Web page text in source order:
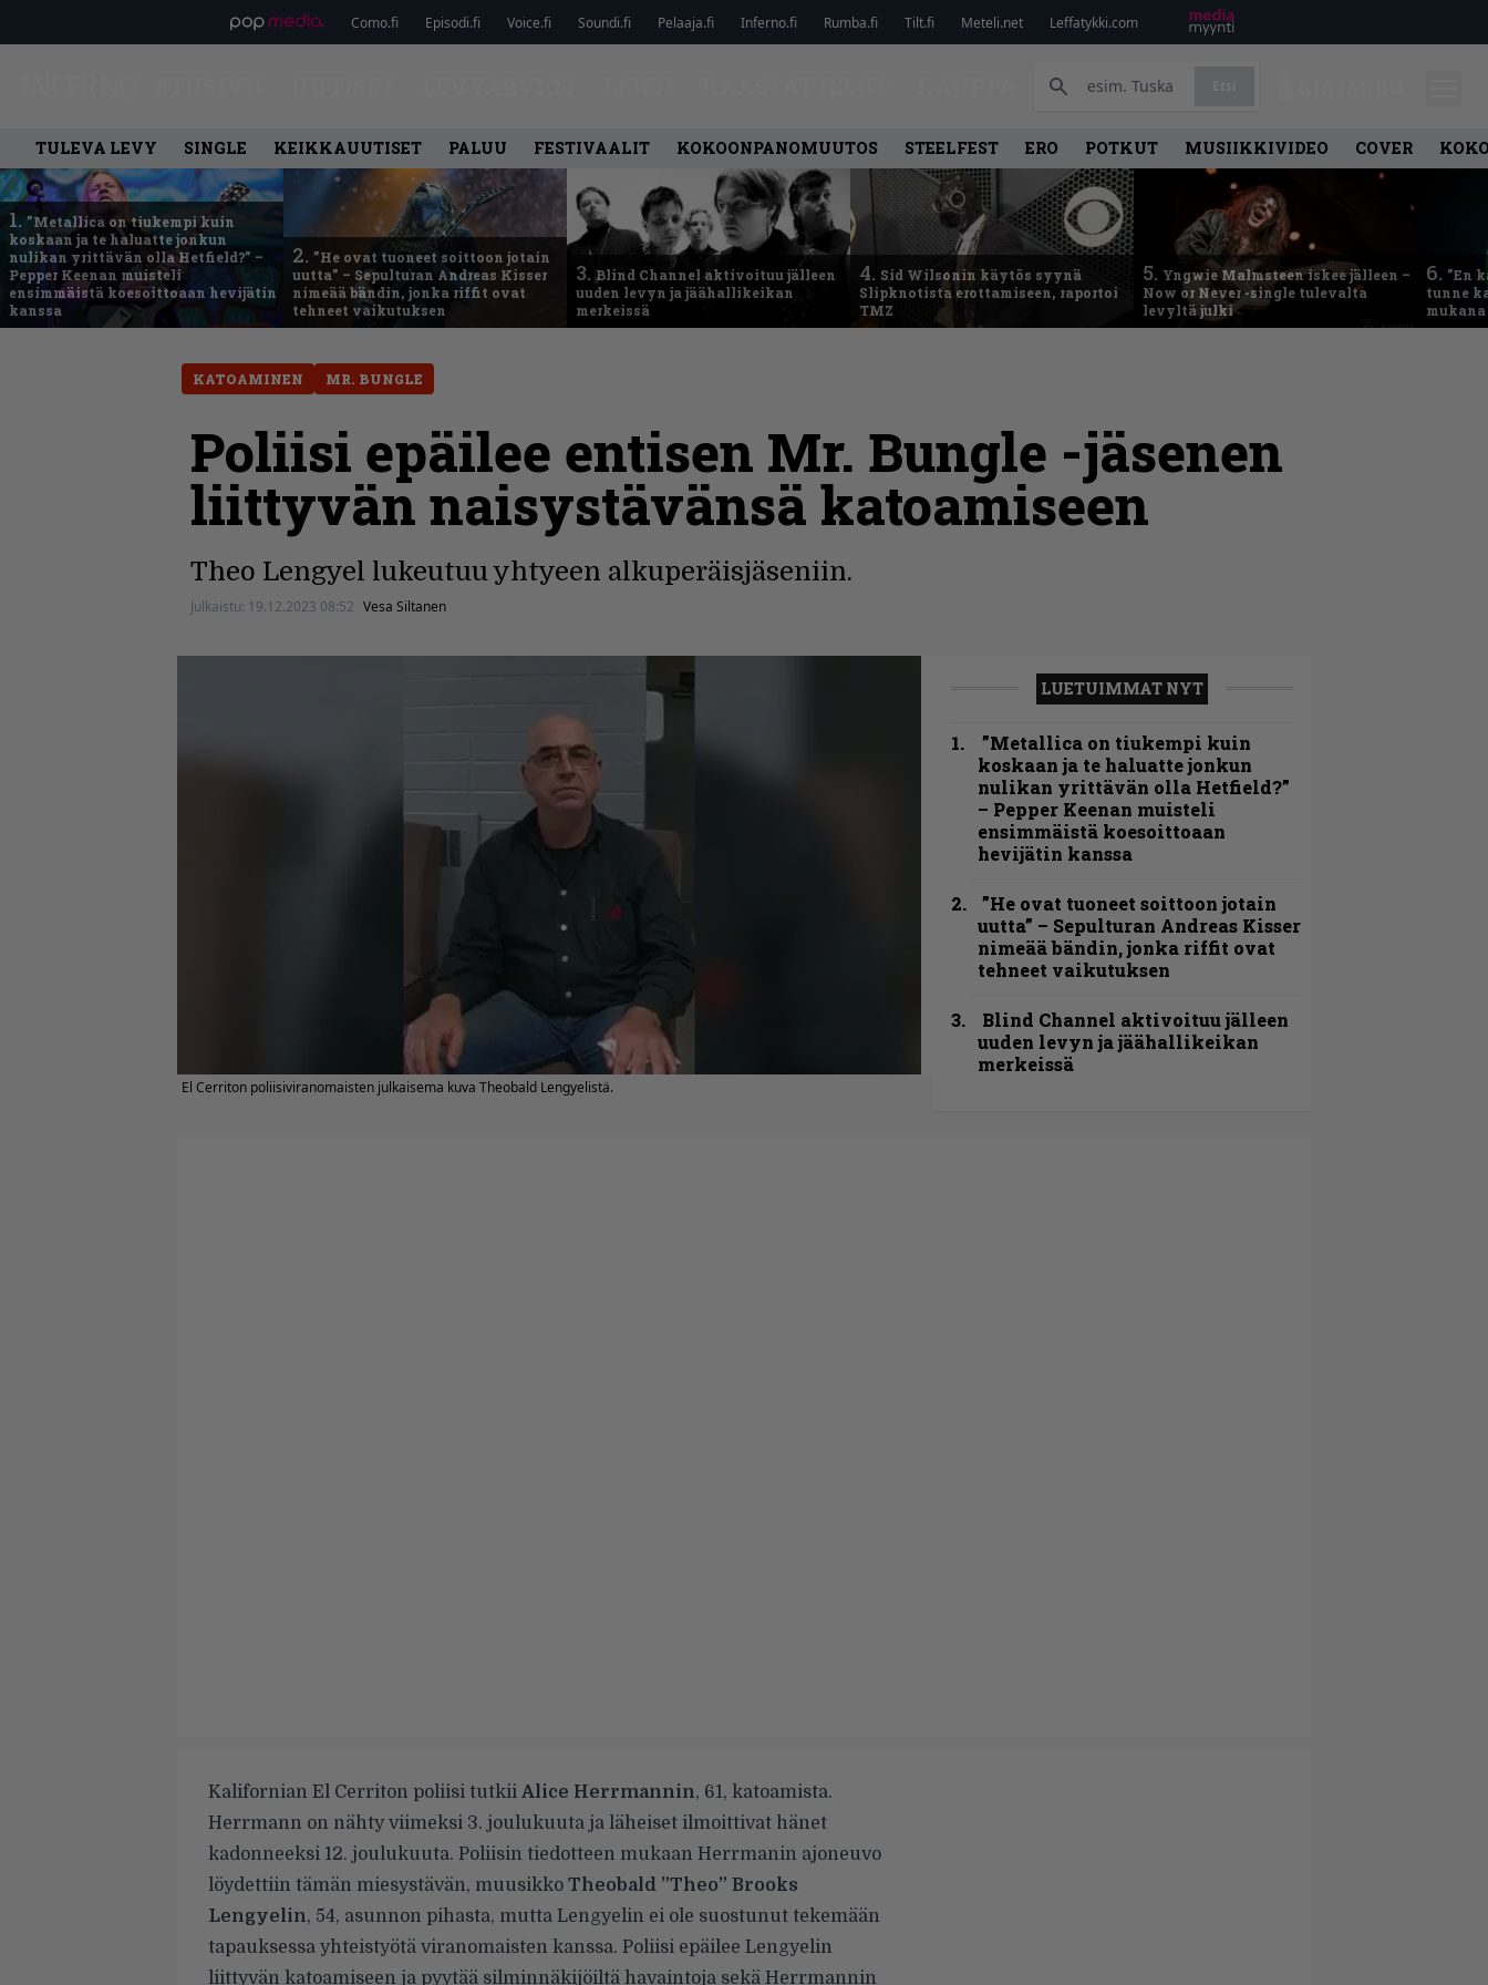
Como.fi Episodi.fi Voice.fi Soundi.fi Pelaaja.fi Inferno.fi Rumba.fi Tilt.fi Meteli.net Leffatykki.com
TULEVA LEVY SINGLE KEIKKAUUTISET PALUU FESTIVAALIT KOKOONPANOMUUTOS STEELFEST ERO POTKUT MUSIIKKIVIDEO COVER
1. ”Metallica on tiukempi kuin
koskaan ja te haluatte jonkun
nulikan yrittävän olla Hetfield?” –
Pepper Keenan muisteli
ensimmäistä koesoittoaan hevijätin
kanssa
2. ”He ovat tuoneet soittoon jotain
uutta” – Sepulturan Andreas Kisser
nimeää bändin, jonka riffit ovat
tehneet vaikutuksen
3.Blind Channel aktivoituu jälleen
uuden levyn ja jäähallikeikan
merkeissä
4. Sid Wilsonin käytös syynä
Slipknotista erottamiseen, raportoi
TMZ
5. Yngwie Malmsteen iskee jälleen –
Now or Never -single tulevalta
levyltä julki
6. ”En
tunne
KATOAMINEN MR. BUNGLE
Poliisi epäilee entisen Mr. Bungle -jäsenen
liittyvän naisystävänsä katoamiseen
Theo Lengyel lukeutuu yhtyeen alkuperäisjäseniin.
Julkaistu: 19.12.2023 08:52 Vesa Siltanen
El Cerriton poliisiviranomaisten julkaisema kuva Theobald Lengyelistä.
LUETUIMMAT NYT
”Metallica on tiukempi kuin
koskaan ja te haluatte jonkun
nulikan yrittävän olla Hetfield?”
– Pepper Keenan muisteli
ensimmäistä koesoittoaan
hevijätin kanssa
”He ovat tuoneet soittoon jotain
uutta” – Sepulturan Andreas Kisser
nimeää bändin, jonka riffit ovat
tehneet vaikutuksen
Blind Channel aktivoituu jälleen
uuden levyn ja jäähallikeikan
merkeissä
Kalifornian El Cerriton poliisi tutkii Alice Herrmannin, 61, katoamista.
Herrmann on nähty viimeksi 3. joulukuuta ja läheiset ilmoittivat hänet
kadonneeksi 12. joulukuuta. Poliisin tiedotteen mukaan Herrmanin ajoneuvo
löydettiin tämän miesystävän, muusikko Theobald ”Theo” Brooks
Lengyelin, 54, asunnon pihasta, mutta Lengyelin ei ole suostunut tekemään
tapauksessa yhteistyötä viranomaisten kanssa. Poliisi epäilee Lengyelin
liittyvän katoamiseen ja pyytää silminnäkijöiltä havaintoja sekä Herrmannin